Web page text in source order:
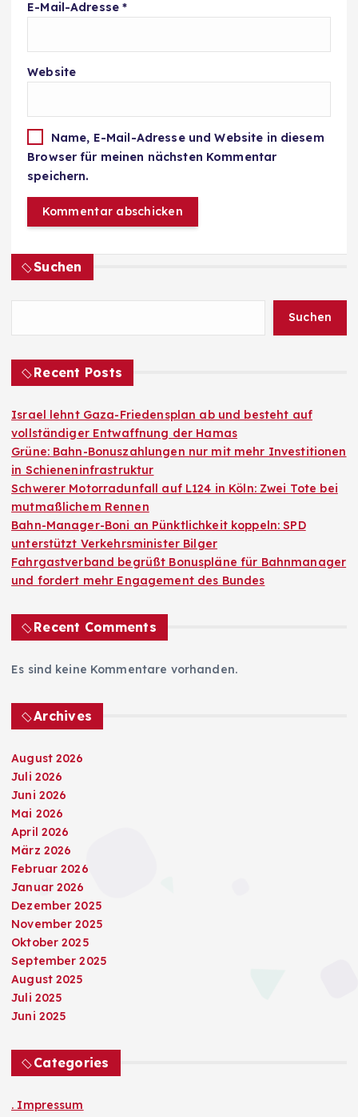
E-Mail-Adresse*
Website
Name, E-Mail-Adresse und Website in diesem
Browser für meinen nächsten Kommentar
speichern.
Suchen
Suchen
Recent Posts
Israel lehnt Gaza-Friedensplan ab und besteht auf
vollständiger Entwaffnung der Hamas
Grüne: Bahn-Bonuszahlungen nur mit mehr Investitionen
in Schieneninfrastruktur
Schwerer Motorradunfall auf L124 in Köln: Zwei Tote bei
mutmaßlichem Rennen
Bahn-Manager-Boni an Pünktlichkeit koppeln: SPD
unterstützt Verkehrsminister Bilger
Fahrgastverband begrüßt Bonuspläne für Bahnmanager
und fordert mehr Engagement des Bundes
Recent Comments
Es sind keine Kommentare vorhanden.
Archives
August 2026
Juli 2026
Juni 2026
Mai 2026
April 2026
März 2026
Februar 2026
Januar 2026
Dezember 2025
November 2025
Oktober 2025
September 2025
August 2025
Juli 2025
Juni 2025
Categories
. Impressum